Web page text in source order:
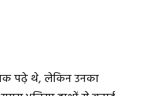
पढ़े थे, लेकिन उनका